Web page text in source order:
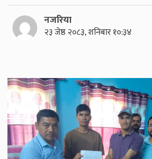
नजरिया
२३ जेष्ठ २०८३, शनिबार १०:३४